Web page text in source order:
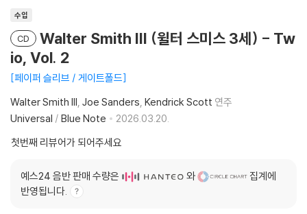
수입
CD
Walter Smith III (윌터 스미스 3세) - Tw
io, Vol. 2
페이퍼 슬리브 / 게이트폴드
Walter Smith III Joe Sanders Kendrick Scott 연주
Universal / Blue Note
2026.03.20.
첫번째 리뷰어가 되어주세요
예스24 음반 판매 수량은 와
집계에
반영됩니다.